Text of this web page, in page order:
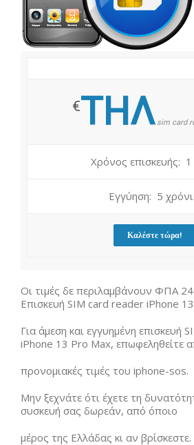
€ΤΗΛsim card
Χρόνος επισκευής:
Εγγύηση: 5
Καλέστε τώρα!
Οι τιμές δε περιλαμβάνουν ΦΠΑ
Επισκευή SIM card reader iPhone
Για άμεση και εγγυημένη επισκευή
iPhone 13 Pro Max, επωφεληθείτε
προνομιακές τιμές του iphone-sos.
Μην ξεχνάτε ότι έχετε τη
συσκευή σας δωρεάν, από όποιο
μέρος της Ελλάδας κι αν βρίσκεστε.